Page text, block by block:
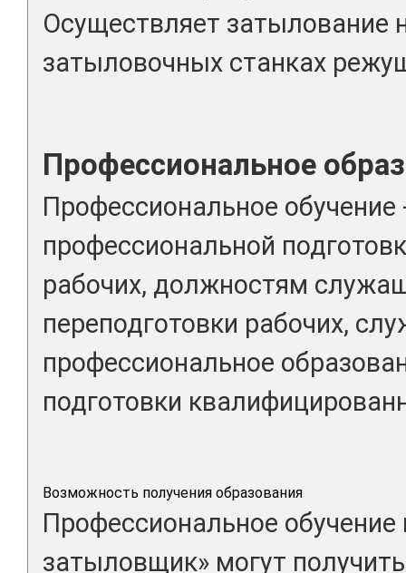
Осуществляет затылование
затыловочных станках
Профессиональное
Профессиональное
профессиональной
рабочих, должностям
переподготовки рабочих,
профессиональное
подготовки
Возможность получения образования
Профессиональное обучение
затыловщик» могут